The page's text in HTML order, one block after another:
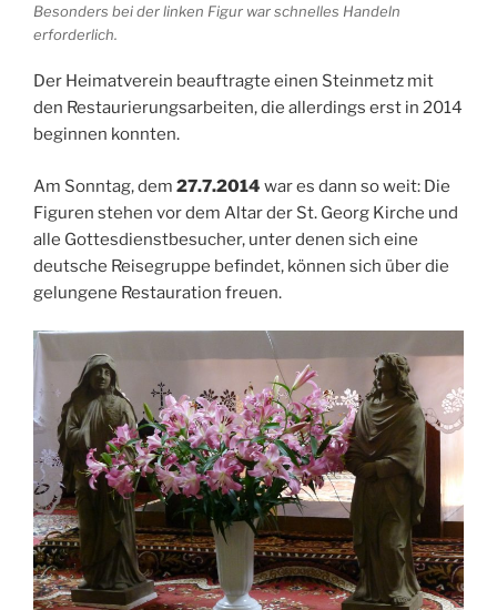
Besonders bei der linken Figur war schnelles Handeln
erforderlich.
Der Heimatverein beauftragte einen Steinmetz mit
den Restaurierungsarbeiten, die allerdings erst in 2014
beginnen konnten.
Am Sonntag, dem 27.7.2014 war es dann so weit: Die
Figuren stehen vor dem Altar der St. Georg Kirche und
alle Gottesdienstbesucher, unter denen sich eine
deutsche Reisegruppe befindet, können sich über die
gelungene Restauration freuen.